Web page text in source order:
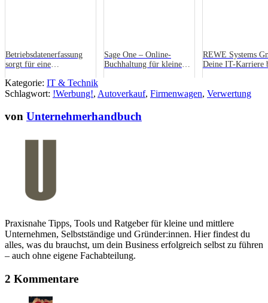
Betriebsdatenerfassung
sorgt für eine
Unternehmen
Sage One – Online-
Buchhaltung für kleine
REWE Systems
Deine IT-Karriere
Kategorie: IT & Technik
Schlagwort: !Werbung!, Autoverkauf, Firmenwagen, Verwertung
von Unternehmerhandbuch
Praxisnahe Tipps, Tools und Ratgeber für kleine und mittlere
Unternehmen, Selbstständige und Gründer:innen. Hier findest du
alles, was du brauchst, um dein Business erfolgreich selbst zu führen
– auch ohne eigene Fachabteilung.
2 Kommentare